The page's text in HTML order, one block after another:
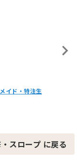
プウォーカーミニ SA
スロープ に戻る